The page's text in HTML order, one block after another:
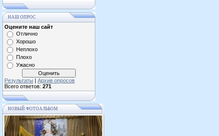
НАШ ОПРОС
Оцените наш сайт
Отлично
Хорошо
Неплохо
Плохо
Ужасно
Результаты | Архив опросов
Всего ответов: 271
НОВЫЙ ФОТОАЛЬБОМ